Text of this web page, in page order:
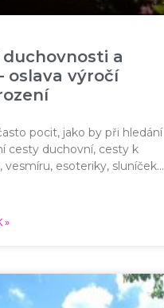
duchovnosti a
oslava výročí
pocit, jako by při hledání
cesty duchovní, cesty k
vesmíru, esoteriky, sluníček…
»